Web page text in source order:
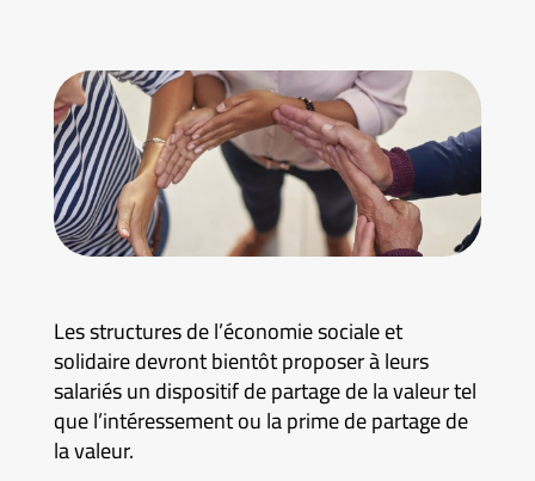
Les structures de l’économie sociale et
solidaire devront bientôt proposer à leurs
salariés un dispositif de partage de la valeur tel
que l’intéressement ou la prime de partage de
la valeur.